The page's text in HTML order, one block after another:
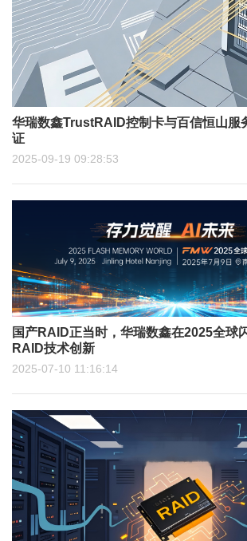
华瑞数鑫TrustRAID控制卡与百信恒山服
证
2025-09-19 09:28:53
国产RAID正当时，华瑞数鑫在2025全球
RAID技术创新
2025-07-10 11:16:14